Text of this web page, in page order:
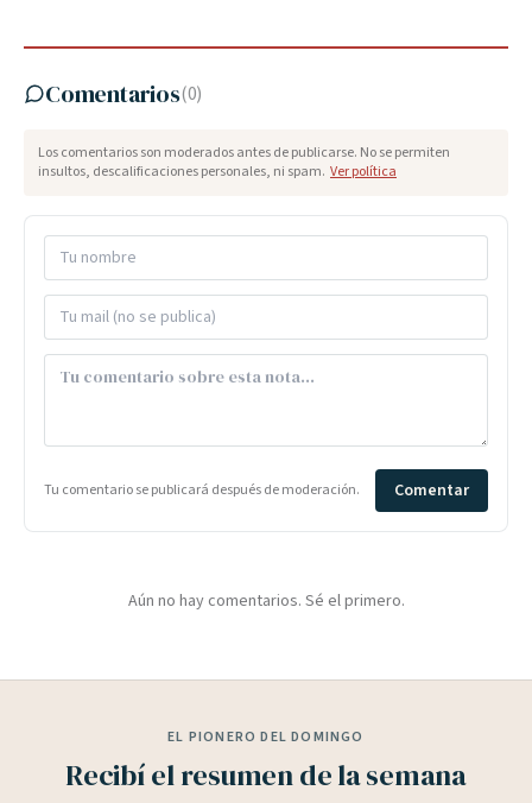
Comentarios(0)
Los comentarios son moderados antes de publicarse. No se permiten
insultos, descalificaciones personales, ni spam. Ver política
Tu comentario se publicará después de moderación. Comentar
Aún no hay comentarios. Sé el primero.
EL PIONERO DEL DOMINGO
Recibí el resumen de la semana